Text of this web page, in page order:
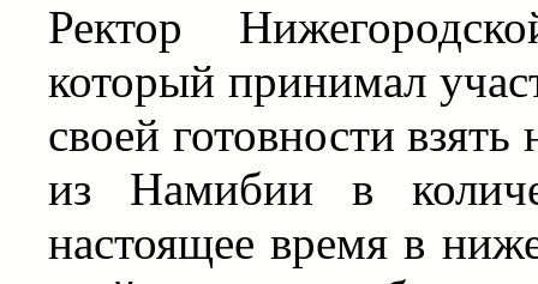
Ректор
который принимал
своей готовности
из Намибии в
настоящее время в